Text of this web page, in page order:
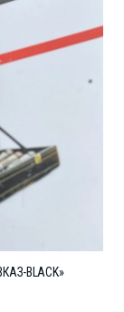
BLACK»